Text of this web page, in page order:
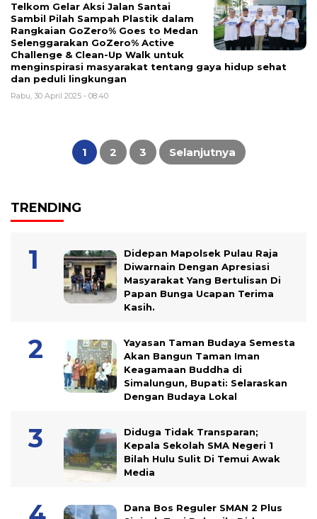
Telkom Gelar Aksi Jalan Santai
Sambil Pilah Sampah Plastik dalam
Rangkaian GoZero% Goes to Medan
Selenggarakan GoZero% Active
Challenge & Clean-Up Walk untuk
menginspirasi masyarakat tentang gaya hidup sehat
dan peduli lingkungan
Rabu, 30 April 2025 - 08:40
Paginasi
1 2 3 Selanjutnya
TRENDING
Didepan Mapolsek Pulau Raja
Diwarnain Dengan Apresiasi
Masyarakat Yang Bertulisan Di
Papan Bunga Ucapan Terima
Kasih.
Yayasan Taman Budaya Semesta
Akan Bangun Taman Iman
Keagamaan Buddha di
Simalungun, Bupati: Selaraskan
Dengan Budaya Lokal
Diduga Tidak Transparan;
Kepala Sekolah SMA Negeri 1
Bilah Hulu Sulit Di Temui Awak
Media
Dana Bos Reguler SMAN 2 Plus